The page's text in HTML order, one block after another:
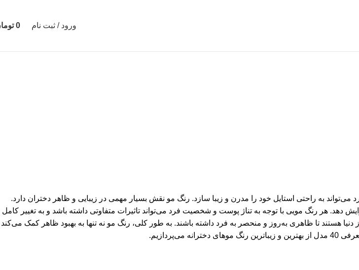
ورود / ثبت نام 0
به راحتی استایل خود را مدرن و زیبا سازد. رنگ مو نقش بسیار مهمی در زیبایی و ظاهر دختران دارد.
دهد. هر رنگ مویی با توجه به تناژ پوست و شخصیت فرد می‌تواند تاثیرات متفاوتی داشته باشد و به تغییر کامل
هستند تا ظاهری به‌روز و منحصر به فرد داشته باشند. به طور کلی، رنگ مو نه تنها به بهبود ظاهر کمک می‌کند